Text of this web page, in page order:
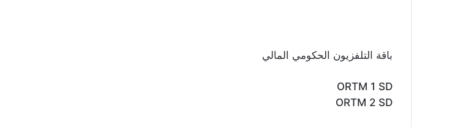
باقة التلفزيون الحكومي المالي
ORTM 1 SD
ORTM 2 SD